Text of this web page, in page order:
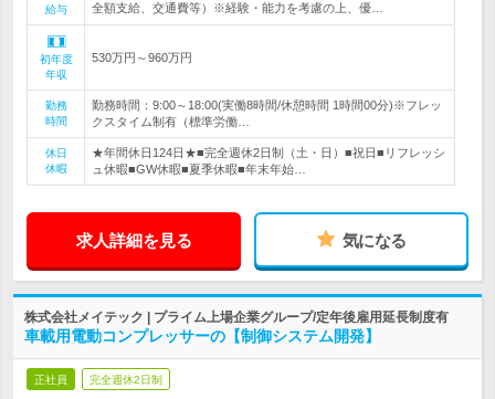
給与
全額支給、交通費等）※経験・能力を考慮の上、優…
初年度
年収
530万円～960万円
勤務
時間
勤務時間：9:00～18:00(実働8時間/休憩時間 1時間00分)※フレッ
クスタイム制有（標準労働…
休日
休暇
★年間休日124日★■完全週休2日制（土・日）■祝日■リフレッシ
ュ休暇■GW休暇■夏季休暇■年末年始…
求人詳細を見る 気になる
株式会社メイテック | プライム上場企業グループ/定年後雇用延長制度有
車載用電動コンプレッサーの【制御システム開発】
正社員 完全週休2日制